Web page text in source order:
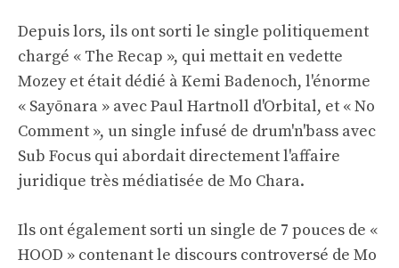
Depuis lors, ils ont sorti le single politiquement
chargé « The Recap », qui mettait en vedette
Mozey et était dédié à Kemi Badenoch, l'énorme
« Sayōnara » avec Paul Hartnoll d'Orbital, et « No
Comment », un single infusé de drum'n'bass avec
Sub Focus qui abordait directement l'affaire
juridique très médiatisée de Mo Chara.
Ils ont également sorti un single de 7 pouces de «
HOOD » contenant le discours controversé de Mo